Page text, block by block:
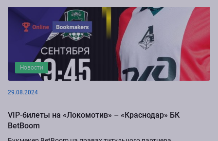
Новости
29.08.2024
VIP-билеты на «Локомотив» – «Краснодар» БК
BetBoom